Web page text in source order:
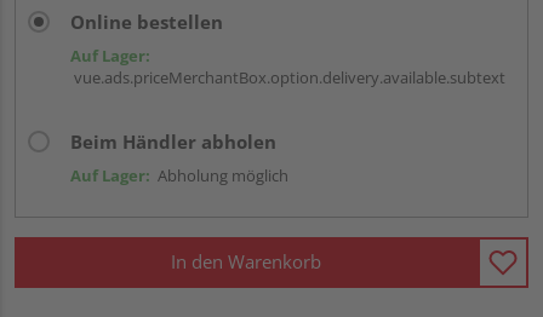
Online bestellen
Auf Lager:
vue.ads.priceMerchantBox.option.delivery.available.subtext
Beim Händler abholen
Auf Lager: Abholung möglich
In den Warenkorb